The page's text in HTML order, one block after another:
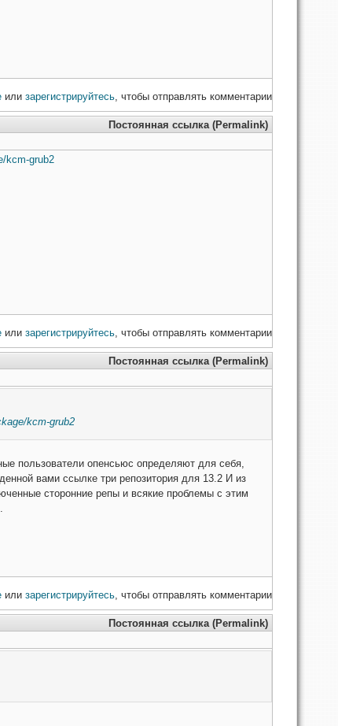
или зарегистрируйтесь, чтобы отправлять комментарии
Постоянная ссылка (Permalink)
kcm-grub2
или зарегистрируйтесь, чтобы отправлять комментарии
Постоянная ссылка (Permalink)
kcm-grub2
пользователи опенсьюс определяют для себя,
вами ссылке три репозитория для 13.2 И из
сторонние репы и всякие проблемы с этим
или зарегистрируйтесь, чтобы отправлять комментарии
Постоянная ссылка (Permalink)